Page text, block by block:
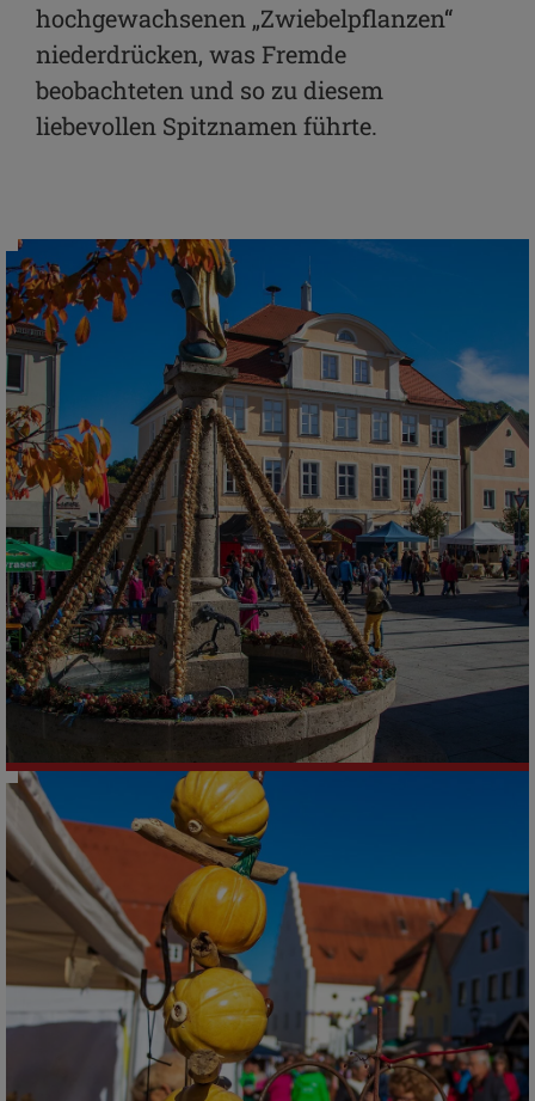
hochgewachsenen „Zwiebelpflanzen“
niederdrücken, was Fremde
beobachteten und so zu diesem
liebevollen Spitznamen führte.